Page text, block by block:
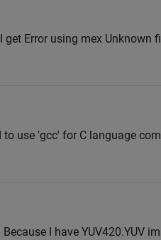
Error using mex Unknown
use 'gcc' for C language
I have YUV420.YUV